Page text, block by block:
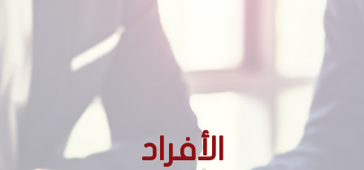
الأفراد
الأجانب غير المقيمين
الأجانب المقيمين